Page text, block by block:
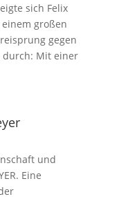
sich Felix
großen
gegen
durch: Mit einer
und
Eine